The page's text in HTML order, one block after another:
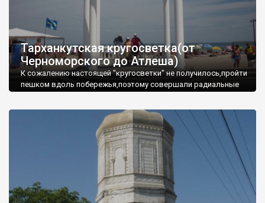
Тарханкутская кругосветка(от
Черноморского до Атлеша)
К сожалению настоящей "кругосветки" не получилось,пройти
пешком вдоль побережья,поэтому совершали радиальные